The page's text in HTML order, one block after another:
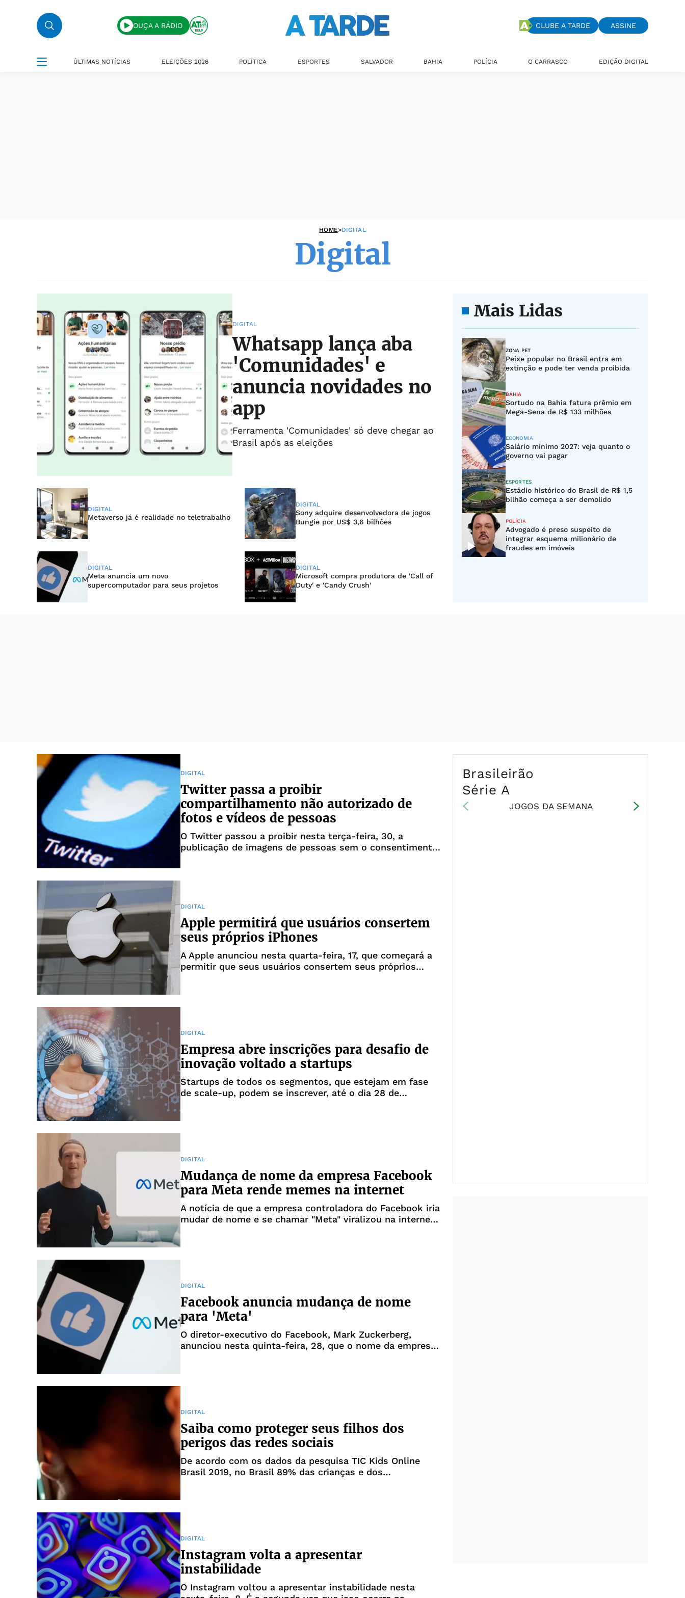
OUÇA A RÁDIO CLUBE A TARDE ASSINE
ÚLTIMAS NOTÍCIAS ELEIÇÕES 2026 POLÍTICA ESPORTES SALVADOR BAHIA POLÍCIA O CARRASCO EDIÇÃO DIGITAL
HOME>DIGITAL
Digital
DIGITAL
Whatsapp lança aba
'Comunidades' e
anuncia novidades no
app
Ferramenta 'Comunidades' só deve chegar ao
Brasil após as eleições
Mais Lidas
ZONA PET
Peixe popular no Brasil entra em
extinção e pode ter venda proibida
BAHIA
Sortudo na Bahia fatura prêmio em
Mega-Sena de R$ 133 milhões
ECONOMIA
Salário mínimo 2027: veja quanto o
governo vai pagar
ESPORTES
Estádio histórico do Brasil de R$ 1,5
bilhão começa a ser demolido
POLÍCIA
Advogado é preso suspeito de
integrar esquema milionário de
fraudes em imóveis
DIGITAL
Metaverso já é realidade no teletrabalho
DIGITAL
Sony adquire desenvolvedora de jogos
Bungie por US$ 3,6 bilhões
DIGITAL
Meta anuncia um novo
supercomputador para seus projetos
DIGITAL
Microsoft compra produtora de 'Call of
Duty' e 'Candy Crush'
DIGITAL
Twitter passa a proibir
compartilhamento não autorizado de
fotos e vídeos de pessoas
O Twitter passou a proibir nesta terça-feira, 30, a
publicação de imagens de pessoas sem o consentimento
Brasileirão
Série A
JOGOS DA SEMANA
DIGITAL
Apple permitirá que usuários consertem
seus próprios iPhones
A Apple anunciou nesta quarta-feira, 17, que começará a
permitir que seus usuários consertem seus próprios
DIGITAL
Empresa abre inscrições para desafio de
inovação voltado a startups
Startups de todos os segmentos, que estejam em fase
de scale-up, podem se inscrever, até o dia 28 de
DIGITAL
Mudança de nome da empresa Facebook
para Meta rende memes na internet
A notícia de que a empresa controladora do Facebook iria
mudar de nome e se chamar "Meta" viralizou na internet,
DIGITAL
Facebook anuncia mudança de nome
para 'Meta'
O diretor-executivo do Facebook, Mark Zuckerberg,
anunciou nesta quinta-feira, 28, que o nome da empresa-
DIGITAL
Saiba como proteger seus filhos dos
perigos das redes sociais
De acordo com os dados da pesquisa TIC Kids Online
Brasil 2019, no Brasil 89% das crianças e dos
DIGITAL
Instagram volta a apresentar
instabilidade
O Instagram voltou a apresentar instabilidade nesta